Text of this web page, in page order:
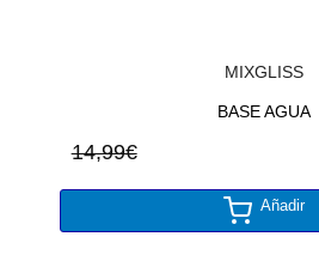
MIXGLISS
BASE AGUA
14,99€
Añadir